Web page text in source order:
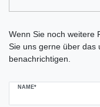
Wenn Sie noch weitere
Sie uns gerne über das
benachrichtigen.
NAME*